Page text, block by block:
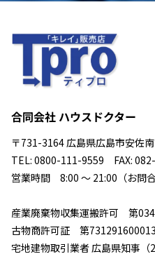
合同会社 ハウスドクター
〒731-3164 広島県広島市安佐
TEL: 0800-111-9559 FAX:
営業時間 8:00 ～ 21:00（お問
産業廃棄物収集運搬許可 第
古物商許可証 第
宅地建物取引業者 広島県知事（